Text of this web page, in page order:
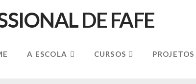
A ESCOLA CURSOS PROJETOS